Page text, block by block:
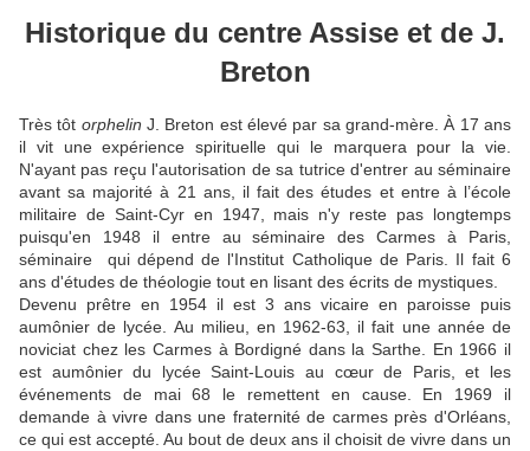
Historique du centre Assise et de J.
Breton
Très tôt orphelin J. Breton est élevé par sa grand-mère. À 17 ans
il vit une expérience spirituelle qui le marquera pour la vie.
N'ayant pas reçu l'autorisation de sa tutrice d'entrer au séminaire
avant sa majorité à 21 ans, il fait des études et entre à l’école
militaire de Saint-Cyr en 1947, mais n'y reste pas longtemps
puisqu'en 1948 il entre au séminaire des Carmes à Paris,
séminaire qui dépend de l'Institut Catholique de Paris. Il fait 6
ans d'études de théologie tout en lisant des écrits de mystiques.
Devenu prêtre en 1954 il est 3 ans vicaire en paroisse puis
aumônier de lycée. Au milieu, en 1962-63, il fait une année de
noviciat chez les Carmes à Bordigné dans la Sarthe. En 1966 il
est aumônier du lycée Saint-Louis au cœur de Paris, et les
événements de mai 68 le remettent en cause. En 1969 il
demande à vivre dans une fraternité de carmes près d'Orléans,
ce qui est accepté. Au bout de deux ans il choisit de vivre dans un